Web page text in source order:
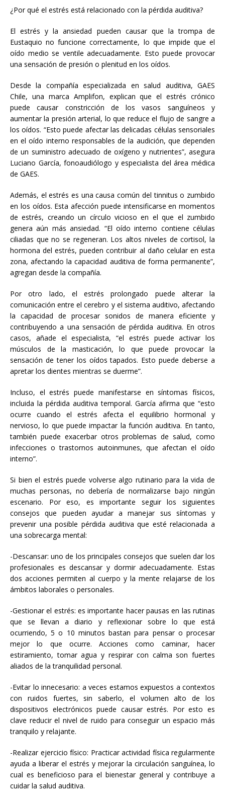
¿Por qué el estrés está relacionado con la pérdida auditiva?
El estrés y la ansiedad pueden causar que la trompa de
Eustaquio no funcione correctamente, lo que impide que el
oído medio se ventile adecuadamente. Esto puede provocar
una sensación de presión o plenitud en los oídos.
Desde la compañía especializada en salud auditiva, GAES
Chile, una marca Amplifon, explican que el estrés crónico
puede causar constricción de los vasos sanguíneos y
aumentar la presión arterial, lo que reduce el flujo de sangre a
los oídos. “Esto puede afectar las delicadas células sensoriales
en el oído interno responsables de la audición, que dependen
de un suministro adecuado de oxígeno y nutrientes”, asegura
Luciano García, fonoaudiólogo y especialista del área médica
de GAES.
Además, el estrés es una causa común del tinnitus o zumbido
en los oídos. Esta afección puede intensificarse en momentos
de estrés, creando un círculo vicioso en el que el zumbido
genera aún más ansiedad. “El oído interno contiene células
ciliadas que no se regeneran. Los altos niveles de cortisol, la
hormona del estrés, pueden contribuir al daño celular en esta
zona, afectando la capacidad auditiva de forma permanente”,
agregan desde la compañía.
Por otro lado, el estrés prolongado puede alterar la
comunicación entre el cerebro y el sistema auditivo, afectando
la capacidad de procesar sonidos de manera eficiente y
contribuyendo a una sensación de pérdida auditiva. En otros
casos, añade el especialista, “el estrés puede activar los
músculos de la masticación, lo que puede provocar la
sensación de tener los oídos tapados. Esto puede deberse a
apretar los dientes mientras se duerme”.
Incluso, el estrés puede manifestarse en síntomas físicos,
incluida la pérdida auditiva temporal. García afirma que “esto
ocurre cuando el estrés afecta el equilibrio hormonal y
nervioso, lo que puede impactar la función auditiva. En tanto,
también puede exacerbar otros problemas de salud, como
infecciones o trastornos autoinmunes, que afectan el oído
interno”.
Si bien el estrés puede volverse algo rutinario para la vida de
muchas personas, no debería de normalizarse bajo ningún
escenario. Por eso, es importante seguir los siguientes
consejos que pueden ayudar a manejar sus síntomas y
prevenir una posible pérdida auditiva que esté relacionada a
una sobrecarga mental:
-Descansar: uno de los principales consejos que suelen dar los
profesionales es descansar y dormir adecuadamente. Estas
dos acciones permiten al cuerpo y la mente relajarse de los
ámbitos laborales o personales.
-Gestionar el estrés: es importante hacer pausas en las rutinas
que se llevan a diario y reflexionar sobre lo que está
ocurriendo, 5 o 10 minutos bastan para pensar o procesar
mejor lo que ocurre. Acciones como caminar, hacer
estiramiento, tomar agua y respirar con calma son fuertes
aliados de la tranquilidad personal.
-Evitar lo innecesario: a veces estamos expuestos a contextos
con ruidos fuertes, sin saberlo, el volumen alto de los
dispositivos electrónicos puede causar estrés. Por esto es
clave reducir el nivel de ruido para conseguir un espacio más
tranquilo y relajante.
-Realizar ejercicio físico: Practicar actividad física regularmente
ayuda a liberar el estrés y mejorar la circulación sanguínea, lo
cual es beneficioso para el bienestar general y contribuye a
cuidar la salud auditiva.